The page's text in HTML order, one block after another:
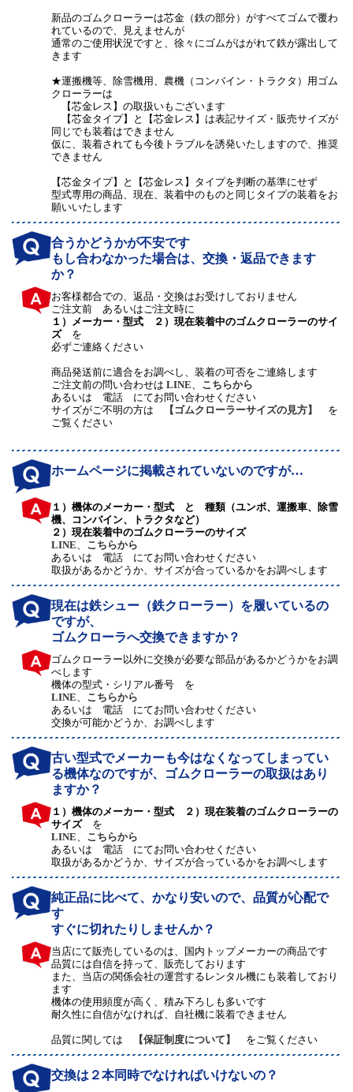
新品のゴムクローラーは芯金（鉄の部分）がすべてゴムで覆わ
れているので、見えませんが
通常のご使用状況ですと、徐々にゴムがはがれて鉄が露出して
きます
★運搬機等、除雪機用、農機（コンバイン・トラクタ）用ゴム
クローラーは
【芯金レス】の取扱いもございます
【芯金タイプ】と【芯金レス】は表記サイズ・販売サイズが
同じでも装着はできません
仮に、装着されても今後トラブルを誘発いたしますので、推奨
できません
【芯金タイプ】と【芯金レス】タイプを判断の基準にせず
型式専用の商品、現在、装着中のものと同じタイプの装着をお
願いいたします
合うかどうかが不安です
もし合わなかった場合は、交換・返品できます
か？
お客様都合での、返品・交換はお受けしておりません
ご注文前 あるいはご注文時に
１）メーカー・型式 ２）現在装着中のゴムクローラーのサイ
ズを
必ずご連絡ください
商品発送前に適合をお調べし、装着の可否をご連絡します
ご注文前の問い合わせはLINE、 こちらから
あるいは 電話 にてお問い合わせください
サイズがご不明の方は
【ゴムクローラーサイズの見方】
を
ご覧ください
ホームページに掲載されていないのですが…
１）機体のメーカー・型式 と 種類（ユンボ、運搬車、除雪
機、コンバイン、トラクタなど）
２）現在装着中のゴムクローラーのサイズ
LINE
こちらから
あるいは 電話 にてお問い合わせください
取扱があるかどうか、サイズが合っているかをお調べします
現在は鉄シュー（鉄クローラー）を履いているの
ですが、
ゴムクローラへ交換できますか？
ゴムクローラー以外に交換が必要な部品があるかどうかをお調
べします
機体の型式・シリアル番号 を
LINE
こちらから
あるいは 電話 にてお問い合わせください
交換が可能かどうか、お調べします
古い型式でメーカーも今はなくなってしまってい
る機体なのですが、ゴムクローラーの取扱はあり
ますか？
１）機体のメーカー・型式 ２）現在装着のゴムクローラーの
サイズを
LINE
こちらから
あるいは 電話 にてお問い合わせください
取扱があるかどうか、サイズが合っているかをお調べします
純正品に比べて、かなり安いので、品質が心配で
す
すぐに切れたりしませんか？
当店にて販売しているのは、国内トップメーカーの商品です
品質には自信を持って、販売しております
また、当店の関係会社の運営するレンタル機にも装着しており
ます
機体の使用頻度が高く、積み下ろしも多いです
耐久性に自信がなければ、自社機に装着できません
品質に関しては 【保証制度について】 をご覧ください
交換は２本同時でなければいけないの？